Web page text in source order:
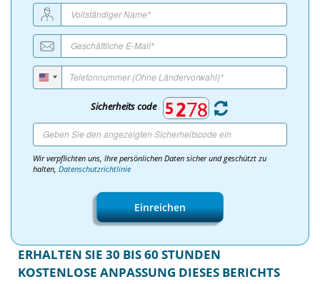
Sicherheits code
Wir verpflichten uns, Ihre persönlichen Daten sicher und geschützt zu
halten, Datenschutzrichtlinie
Einreichen
ERHALTEN SIE 30 BIS 60 STUNDEN
KOSTENLOSE ANPASSUNG DIESES BERICHTS